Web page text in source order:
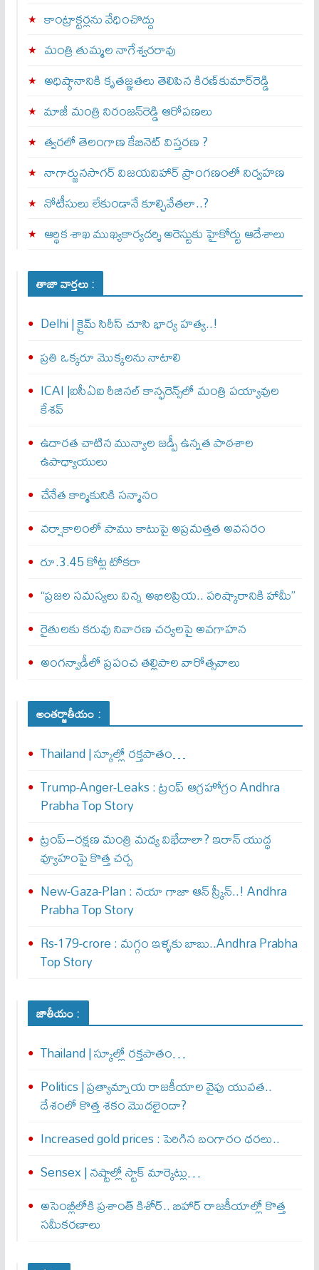
కాంట్రాక్టర్లను వేధించొద్దు
మంత్రి తుమ్మల నాగేశ్వరరావు
అధిష్ఠానానికి కృతజ్ఞతలు తెలిపిన కిరణ్‌కుమార్‌రెడ్డి
మాజీ మంత్రి నిరంజన్‌రెడ్డి ఆరోపణలు
త్వ‌ర‌లో తెలంగాణ కేబినెట్ విస్తరణ ?
నాగార్జునసాగర్ విజయవిహార్ ప్రాంగణంలో నిర్వహణ
నోటీసులు లేకుండానే కూల్చివేతలా..?
ఆర్థిక శాఖ ముఖ్యకార్యదర్శి అరెస్టుకు హైకోర్టు ఆదేశాలు
తాజా వార్తలు :
Delhi | క్రైమ్ సిరీస్ చూసి భార్య హత్య..!
ప్రతి ఒక్కరూ మొక్కలను నాటాలి
ICAI |ఐసీఏఐ రీజినల్ కాన్ఫరెన్స్‌లో మంత్రి పయ్యావుల
కేశవ్
ఉదారత చాటిన మున్యాల జడ్పీ ఉన్నత పాఠశాల
ఉపాధ్యాయులు
చేనేత కార్మికునికి సన్మానం
వర్షాకాలంలో పాము కాటుపై అప్రమత్తత అవసరం
రూ.3.45 కోట్ల టోకరా
“ప్రజల సమస్యలు విన్న అఖిలప్రియ.. పరిష్కారానికి హామీ”
రైతులకు కరువు నివారణ చర్యలపై అవగాహన
అంగన్వాడీలో ప్రపంచ తల్లిపాల వారోత్సవాలు
అంతర్జాతీయం :
Thailand | స్కూల్లో రక్తపాతం…
Trump-Anger-Leaks : ట్రంప్ ఆగ్ర‌హోగ్రం Andhra
Prabha Top Story
ట్రంప్–రక్షణ మంత్రి మధ్య విభేదాలా? ఇరాన్ యుద్ధ
వ్యూహంపై కొత్త చర్చ
New-Gaza-Plan : న‌యా గాజా ఆన్ స్క్రీన్‌..! Andhra
Prabha Top Story
Rs-179-crore : మ‌గ్గం ఇళ్ళ‌కు బాబు..Andhra Prabha
Top Story
జాతీయం :
Thailand | స్కూల్లో రక్తపాతం…
Politics | ప్రత్యామ్నాయ రాజకీయాల వైపు యువత..
దేశంలో కొత్త శకం మొదలైందా?
Increased gold prices : పెరిగిన బంగారం ధరలు..
Sensex | నష్టాల్లో స్టాక్ మార్కెట్లు…
అసెంబ్లీలోకి ప్రశాంత్ కిశోర్.. బిహార్ రాజకీయాల్లో కొత్త
సమీకరణాలు